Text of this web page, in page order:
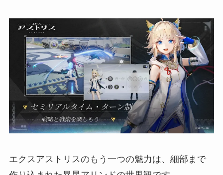
エクスアストリスのもう一つの魅力は、細部まで